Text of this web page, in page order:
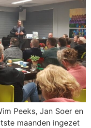
Peeks, Jan Soer en
maanden ingezet